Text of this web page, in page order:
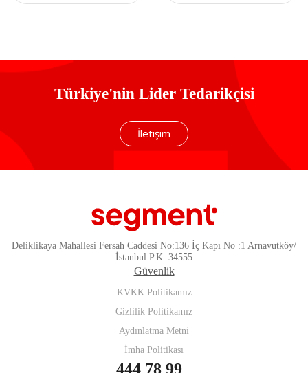
Soğutucu Stand
Türkiye'nin Lider Tedarikçisi
İletişim
Deliklikaya Mahallesi Fersah Caddesi No:136 İç Kapı No :1 Arnavutköy/
İstanbul P.K :34555
Güvenlik
KVKK Politikamız
Gizlilik Politikamız
Aydınlatma Metni
İmha Politikası
444 78 99